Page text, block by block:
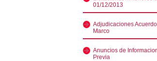
01/12/2013
Adjudicaciones
Marco
Anuncios de
Previa